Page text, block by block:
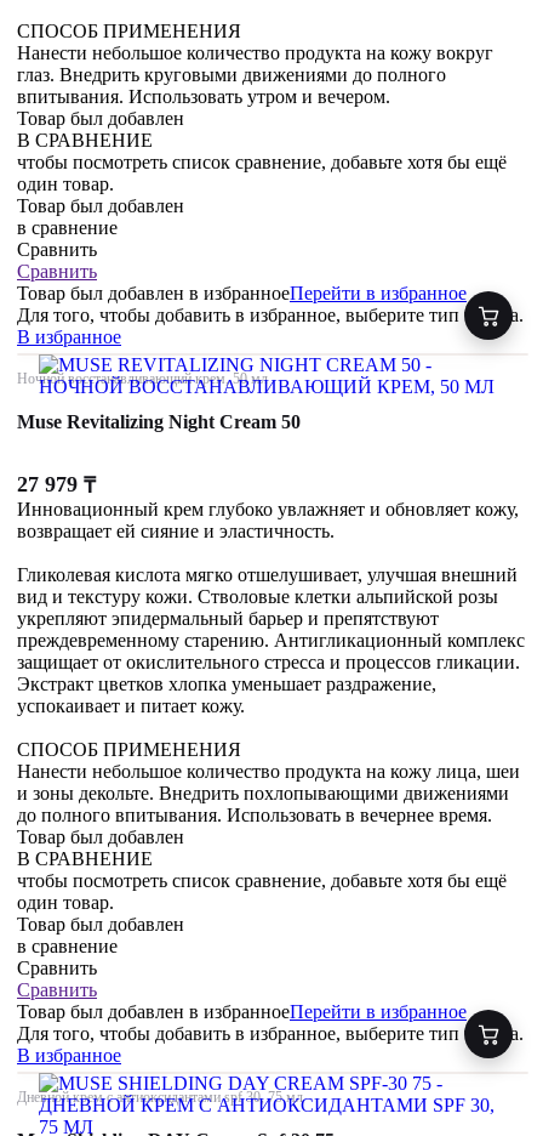
СПОСОБ ПРИМЕНЕНИЯ
Нанести небольшое количество продукта на кожу вокруг
глаз. Внедрить круговыми движениями до полного
впитывания. Использовать утром и вечером.
Товар был добавлен
В СРАВНЕНИЕ
чтобы посмотреть список сравнение, добавьте хотя бы ещё
один товар.
Товар был добавлен
в сравнение
Сравнить
Сравнить
Товар был добавлен в избранноеПерейти в избранное
Для того, чтобы добавить в избранное, выберите тип товара.
В избранное
Ночной восстанавливающий крем, 50 мл
Muse Revitalizing Night Cream 50
27 979 ₸
Инновационный крем глубоко увлажняет и обновляет кожу,
возвращает ей сияние и эластичность.
Гликолевая кислота мягко отшелушивает, улучшая внешний
вид и текстуру кожи. Стволовые клетки альпийской розы
укрепляют эпидермальный барьер и препятствуют
преждевременному старению. Антигликационный комплекс
защищает от окислительного стресса и процессов гликации.
Экстракт цветков хлопка уменьшает раздражение,
успокаивает и питает кожу.
СПОСОБ ПРИМЕНЕНИЯ
Нанести небольшое количество продукта на кожу лица, шеи
и зоны декольте. Внедрить похлопывающими движениями
до полного впитывания. Использовать в вечернее время.
Товар был добавлен
В СРАВНЕНИЕ
чтобы посмотреть список сравнение, добавьте хотя бы ещё
один товар.
Товар был добавлен
в сравнение
Сравнить
Сравнить
Товар был добавлен в избранноеПерейти в избранное
Для того, чтобы добавить в избранное, выберите тип товара.
В избранное
Дневной крем с антиоксидантами spf 30, 75 мл